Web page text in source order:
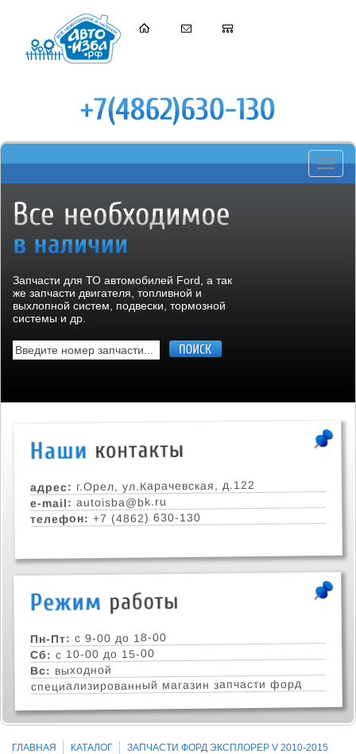
Toggle
Запчасти для ТО автомобилей Ford, а так
же запчасти двигателя, топливной и
выхлопной систем, подвески, тормозной
системы и др.
адрес: г.Орел, ул.Карачевская, д.122
e-mail: autoisba@bk.ru
телефон: +7 (4862) 630-130
Пн-Пт: с 9-00 до 18-00
Сб: с 10-00 до 15-00
Вс: выходной
специализированный магазин запчасти форд
ГЛАВНАЯ КАТАЛОГ
ЗАПЧАСТИ ФОРД ЭКСПЛОРЕР V 2010-2015